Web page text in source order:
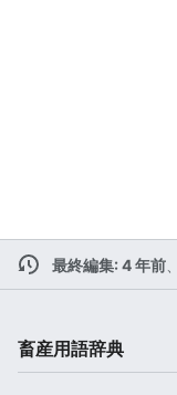
最終編集: 4 年前、
畜産用語辞典